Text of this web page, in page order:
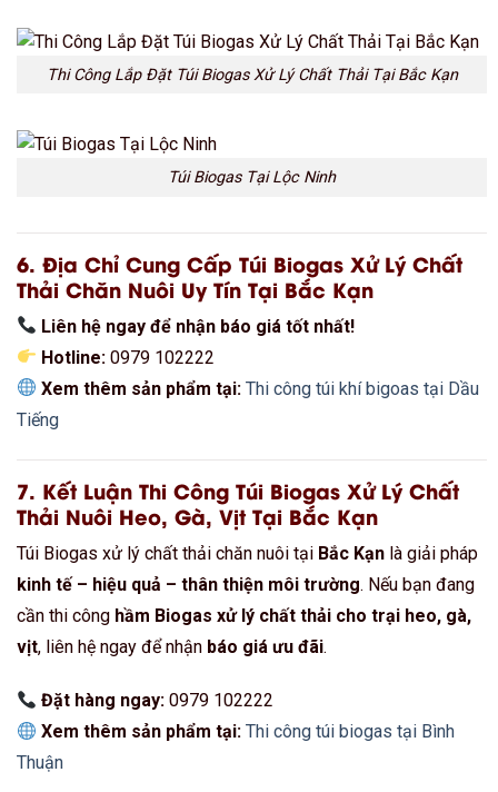
Thi Công Lắp Đặt Túi Biogas Xử Lý Chất Thải Tại Bắc Kạn
Túi Biogas Tại Lộc Ninh
6. Địa Chỉ Cung Cấp Túi Biogas Xử Lý Chất
Thải Chăn Nuôi Uy Tín Tại Bắc Kạn
Liên hệ ngay để nhận báo giá tốt nhất!
Hotline: 0979 102222
Xem thêm sản phẩm tại: Thi công túi khí bigoas tại Dầu
Tiếng
7. Kết Luận Thi Công Túi Biogas Xử Lý Chất
Thải Nuôi Heo, Gà, Vịt Tại Bắc Kạn
Túi Biogas xử lý chất thải chăn nuôi tại Bắc Kạn là giải pháp
kinh tế – hiệu quả – thân thiện môi trường. Nếu bạn đang
cần thi công hầm Biogas xử lý chất thải cho trại heo, gà,
vịt, liên hệ ngay để nhận báo giá ưu đãi.
Đặt hàng ngay: 0979 102222
Xem thêm sản phẩm tại: Thi công túi biogas tại Bình
Thuận